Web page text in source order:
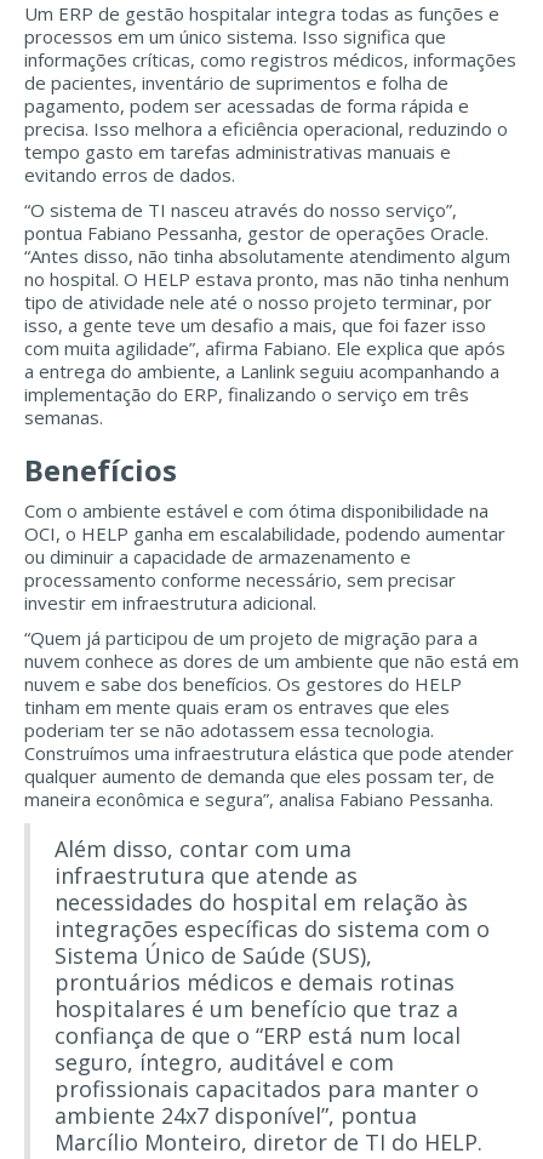
Um ERP de gestão hospitalar integra todas as funções e
processos em um único sistema. Isso significa que
informações críticas, como registros médicos, informações
de pacientes, inventário de suprimentos e folha de
pagamento, podem ser acessadas de forma rápida e
precisa. Isso melhora a eficiência operacional, reduzindo o
tempo gasto em tarefas administrativas manuais e
evitando erros de dados.
“O sistema de TI nasceu através do nosso serviço”,
pontua Fabiano Pessanha, gestor de operações Oracle.
“Antes disso, não tinha absolutamente atendimento algum
no hospital. O HELP estava pronto, mas não tinha nenhum
tipo de atividade nele até o nosso projeto terminar, por
isso, a gente teve um desafio a mais, que foi fazer isso
com muita agilidade”, afirma Fabiano. Ele explica que após
a entrega do ambiente, a Lanlink seguiu acompanhando a
implementação do ERP, finalizando o serviço em três
semanas.
Benefícios
Com o ambiente estável e com ótima disponibilidade na
OCI, o HELP ganha em escalabilidade, podendo aumentar
ou diminuir a capacidade de armazenamento e
processamento conforme necessário, sem precisar
investir em infraestrutura adicional.
“Quem já participou de um projeto de migração para a
nuvem conhece as dores de um ambiente que não está em
nuvem e sabe dos benefícios. Os gestores do HELP
tinham em mente quais eram os entraves que eles
poderiam ter se não adotassem essa tecnologia.
Construímos uma infraestrutura elástica que pode atender
qualquer aumento de demanda que eles possam ter, de
maneira econômica e segura”, analisa Fabiano Pessanha.
Além disso, contar com uma
infraestrutura que atende as
necessidades do hospital em relação às
integrações específicas do sistema com o
Sistema Único de Saúde (SUS),
prontuários médicos e demais rotinas
hospitalares é um benefício que traz a
confiança de que o “ERP está num local
seguro, íntegro, auditável e com
profissionais capacitados para manter o
ambiente 24x7 disponível”, pontua
Marcílio Monteiro, diretor de TI do HELP.